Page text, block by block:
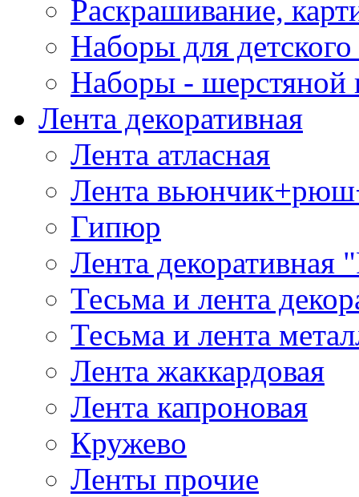
Раскрашивание,
Наборы для
Наборы - шерстяной
Лента декоративная
Лента атласная
Лента
Гипюр
Лента декоративная
Тесьма и лента
Тесьма и лента
Лента жаккардовая
Лента капроновая
Кружево
Ленты прочие